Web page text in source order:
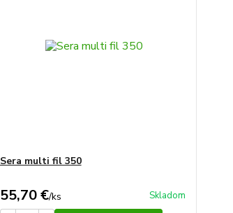
Sera multi fil 350
55,70 €/ks Skladom